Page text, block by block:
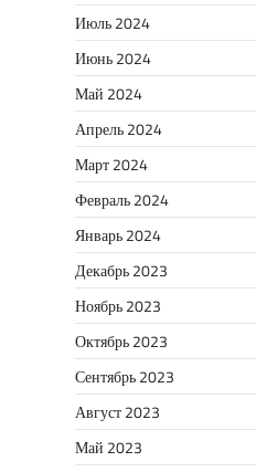
Июль 2024
Июнь 2024
Май 2024
Апрель 2024
Март 2024
Февраль 2024
Январь 2024
Декабрь 2023
Ноябрь 2023
Октябрь 2023
Сентябрь 2023
Август 2023
Май 2023